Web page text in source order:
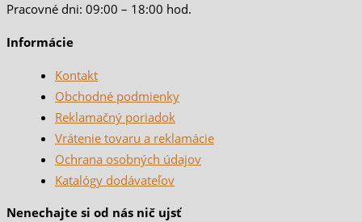
Pracovné dni: 09:00 – 18:00 hod.
Informácie
Kontakt
Obchodné podmienky
Reklamačný poriadok
Vrátenie tovaru a reklamácie
Ochrana osobných údajov
Katalógy dodávateľov
Nenechajte si od nás nič ujsť